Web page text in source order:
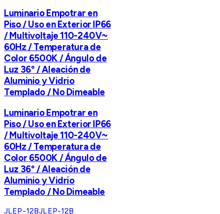
Luminario Empotrar en
Piso / Uso en Exterior IP66
/ Multivoltaje 110-240V~
60Hz / Temperatura de
Color 6500K / Ángulo de
Luz 36° / Aleación de
Aluminio y Vidrio
Templado / No Dimeable
Luminario Empotrar en
Piso / Uso en Exterior IP66
/ Multivoltaje 110-240V~
60Hz / Temperatura de
Color 6500K / Ángulo de
Luz 36° / Aleación de
Aluminio y Vidrio
Templado / No Dimeable
JLEP-12BJLEP-12B